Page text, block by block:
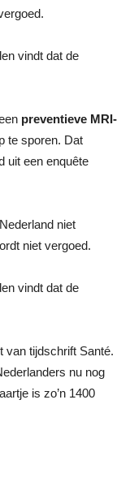
vindt dat de
preventieve MRI-
te sporen. Dat
uit een enquête
niet
niet vergoed.
vindt dat de
van tijdschrift Santé.
nu nog
is zo’n 1400